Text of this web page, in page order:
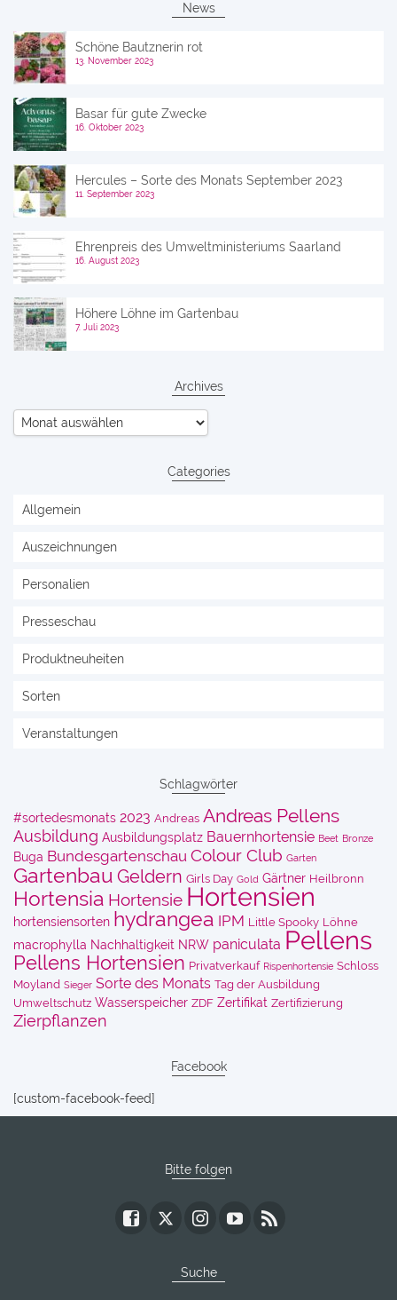
News
Schöne Bautznerin rot
13. November 2023
Basar für gute Zwecke
16. Oktober 2023
Hercules – Sorte des Monats September 2023
11. September 2023
Ehrenpreis des Umweltministeriums Saarland
16. August 2023
Höhere Löhne im Gartenbau
7. Juli 2023
Archives
Archives
Categories
Allgemein
Auszeichnungen
Personalien
Presseschau
Produktneuheiten
Sorten
Veranstaltungen
Schlagwörter
#sortedesmonats 2023 Andreas Andreas Pellens
Ausbildung Ausbildungsplatz Bauernhortensie Beet Bronze
Buga Bundesgartenschau Colour Club Garten
Gartenbau Geldern Girls Day Gold Gärtner Heilbronn
Hortensia Hortensie Hortensien
hortensiensorten hydrangea IPM Little Spooky Löhne
macrophylla Nachhaltigkeit NRW paniculata Pellens
Pellens Hortensien Privatverkauf Rispenhortensie Schloss
Moyland Sieger Sorte des Monats Tag der Ausbildung
Umweltschutz Wasserspeicher ZDF Zertifikat Zertifizierung
Zierpflanzen
Facebook
[custom-facebook-feed]
Bitte folgen
Suche